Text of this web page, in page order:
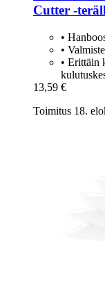
Cutter -​
•
•
• Erittäin
13,59 €
Toimitus 18.